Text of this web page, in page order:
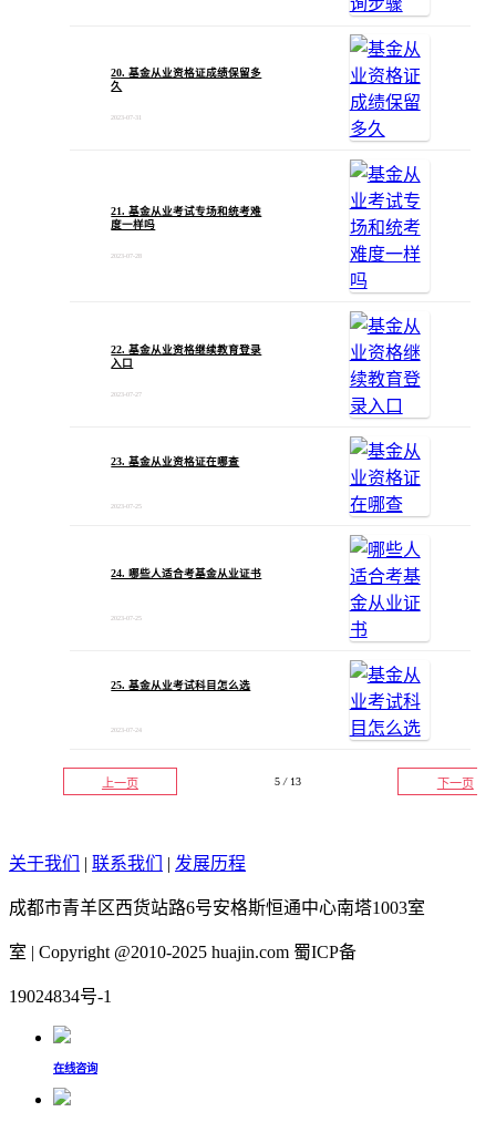
20. 基金从业资格证成绩保留多
久
2023-07-31
21. 基金从业考试专场和统考难
度一样吗
2023-07-28
22. 基金从业资格继续教育登录
入口
2023-07-27
23. 基金从业资格证在哪查
2023-07-25
24. 哪些人适合考基金从业证书
2023-07-25
25. 基金从业考试科目怎么选
2023-07-24
上一页 5 /13 下一页
关于我们 | 联系我们 | 发展历程
成都市青羊区西货站路6号安格斯恒通中心南塔1003室
室 | Copyright @2010-2025 huajin.com 蜀ICP备
19024834号-1
在线咨询